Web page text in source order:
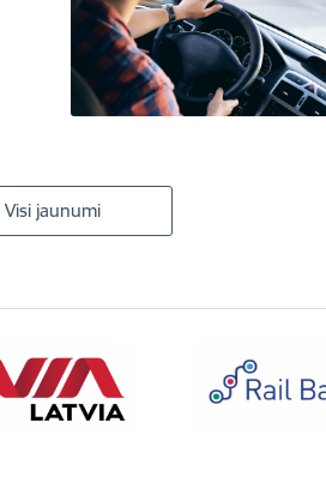
Visi jaunumi